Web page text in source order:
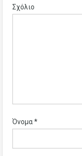
Σχόλιο
Όνομα*